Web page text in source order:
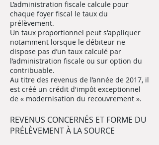
L’administration fiscale calcule pour
chaque foyer fiscal le taux du
prélèvement.
Un taux proportionnel peut s'appliquer
notamment lorsque le débiteur ne
dispose pas d’un taux calculé par
l’administration fiscale ou sur option du
contribuable.
Au titre des revenus de l’année de 2017, il
est créé un crédit d'impôt exceptionnel
de « modernisation du recouvrement ».
REVENUS CONCERNÉS ET FORME DU
PRÉLÈVEMENT À LA SOURCE